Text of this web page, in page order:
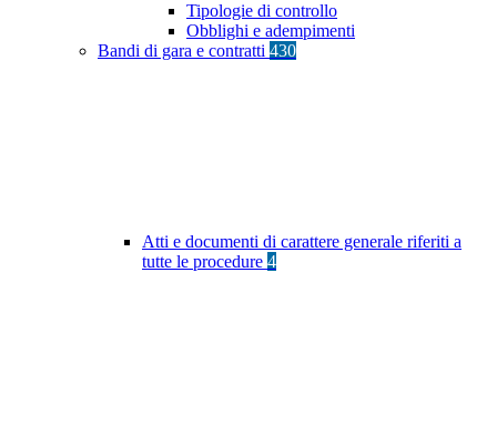
Tipologie di controllo
Obblighi e adempimenti
Bandi di gara e contratti 430
Atti e documenti di carattere generale riferiti a
tutte le procedure 4